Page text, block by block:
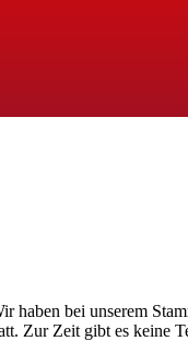
haben bei unserem
Zur Zeit gibt es keine